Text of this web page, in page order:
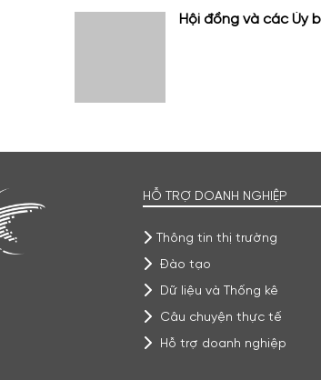
Hội đồng và các Ủy
HỖ TRỢ DOANH NGHIỆP
Thông tin thị trường
Đào tạo
Dữ liệu và Thống kê
Câu chuyện thực tế
Hỗ trợ doanh nghiệp